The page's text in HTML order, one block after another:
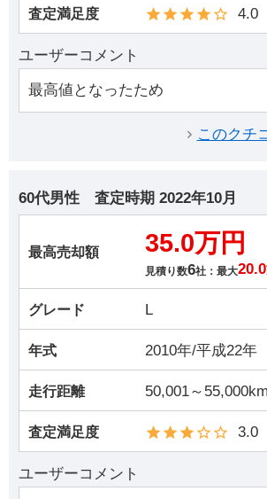
査定満足度 4.0
ユーザーコメント
最高値となったため
このクチ
60代男性 査定時期 2022年10月
最高売却額 35.0万円
見積り数6社：最大20.0
グレード L
年式 2010年/平成22年
走行距離 50,001～55,000km
査定満足度 3.0
ユーザーコメント